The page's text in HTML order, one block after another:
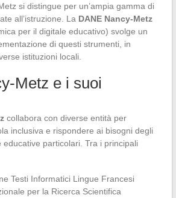
si distingue per un’ampia gamma di
all’istruzione. La DANE Nancy-Metz
per il digitale educativo) svolge un
di questi strumenti, in
istituzioni locali.
Metz e i suoi
collabora con diverse entità per
inclusiva e rispondere ai bisogni degli
particolari. Tra i principali
Testi Informatici Lingue Francesi
per la Ricerca Scientifica